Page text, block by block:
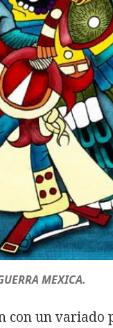
MEXICA.
con un variado